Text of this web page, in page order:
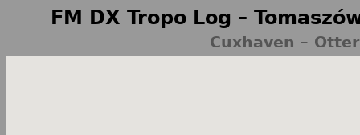
FM DX Tropo Log –
Cuxhaven –